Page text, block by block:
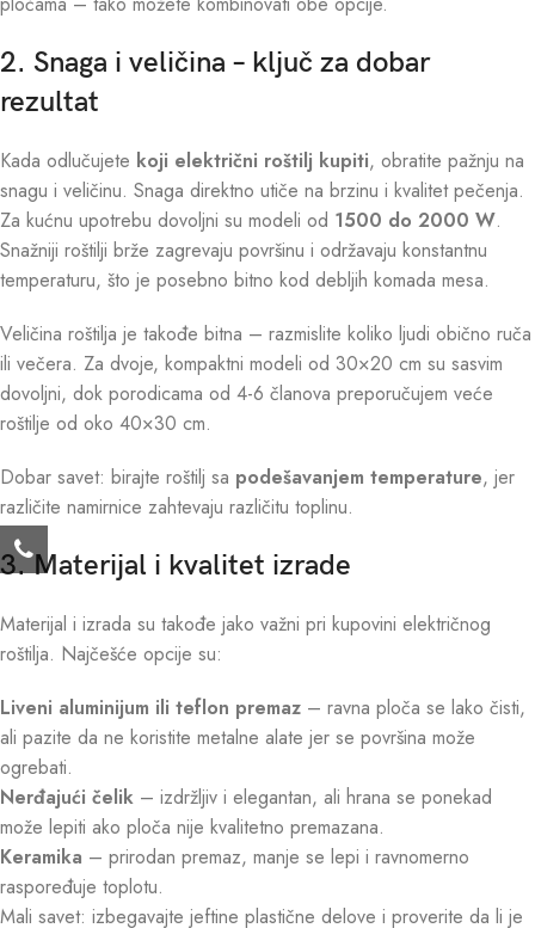
2. Snaga i veličina – ključ za dobar
rezultat
Kada odlučujete koji električni roštilj kupiti, obratite pažnju na
snagu i veličinu. Snaga direktno utiče na brzinu i kvalitet pečenja.
Za kućnu upotrebu dovoljni su modeli od 1500 do 2000 W.
Snažniji roštilji brže zagrevaju površinu i održavaju konstantnu
temperaturu, što je posebno bitno kod debljih komada mesa.
Veličina roštilja je takođe bitna – razmislite koliko ljudi obično ruča
ili večera. Za dvoje, kompaktni modeli od 30×20 cm su sasvim
dovoljni, dok porodicama od 4-6 članova preporučujem veće
roštilje od oko 40×30 cm.
Dobar savet: birajte roštilj sa podešavanjem temperature, jer
različite namirnice zahtevaju različitu toplinu.
3. Materijal i kvalitet izrade
Materijal i izrada su takođe jako važni pri kupovini električnog
roštilja. Najčešće opcije su:
Liveni aluminijum ili teflon premaz – ravna ploča se lako čisti,
ali pazite da ne koristite metalne alate jer se površina može
ogrebati.
Nerđajući čelik – izdržljiv i elegantan, ali hrana se ponekad
može lepiti ako ploča nije kvalitetno premazana.
Keramika – prirodan premaz, manje se lepi i ravnomerno
raspoređuje toplotu.
Mali savet: izbegavajte jeftine plastične delove i proverite da li je